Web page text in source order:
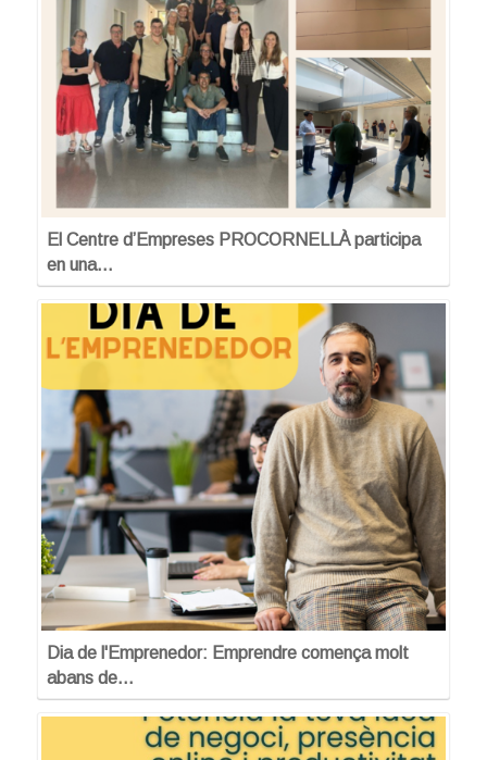
El Centre d’Empreses PROCORNELLÀ participa
en una…
Dia de l'Emprenedor: Emprendre comença molt
abans de…